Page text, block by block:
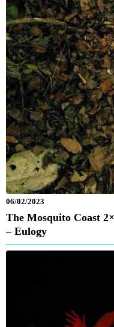
06/02/2023
The Mosquito Coast
– Eulogy